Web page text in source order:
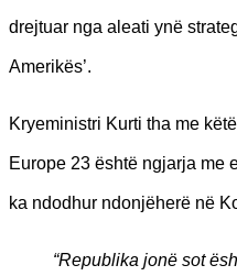
drejtuar nga aleati ynë
Amerikës’.
Kryeministri Kurti tha me
Europe 23 është ngjarja me
ka ndodhur ndonjëherë në
“Republika jonë sot